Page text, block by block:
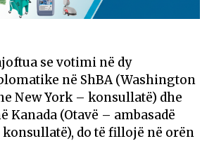
se votimi në dy
në ShBA (Washington
New York – konsullatë) dhe
Kanada (Otavë – ambasadë
do të fillojë në orën